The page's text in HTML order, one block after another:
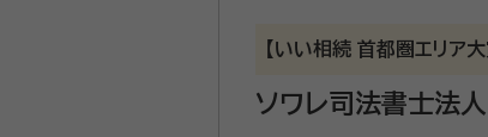
【いい相続 首都圏エリア
ソワレ司法書士法